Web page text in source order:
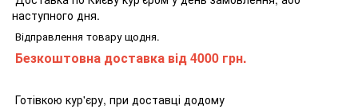
наступного дня.
Відправлення товару щодня.
Безкоштовна доставка від 4000 грн.
Готівкою кур'єру, при доставці додому